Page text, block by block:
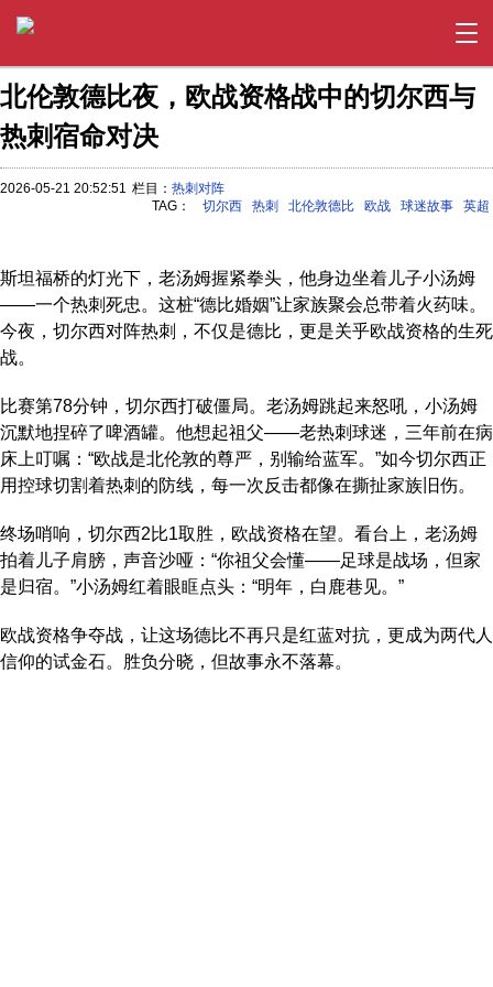
北伦敦德比夜，欧战资格战中的切尔西与
热刺宿命对决
2026-05-21 20:52:51 栏目： 热刺对阵
TAG：
切尔西 热刺 北伦敦德比 欧战 球迷故事 英超
斯坦福桥的灯光下，老汤姆握紧拳头，他身边坐着儿子小汤姆
——一个热刺死忠。这桩“德比婚姻”让家族聚会总带着火药味。
今夜，切尔西对阵热刺，不仅是德比，更是关乎欧战资格的生死
战。
比赛第78分钟，切尔西打破僵局。老汤姆跳起来怒吼，小汤姆
沉默地捏碎了啤酒罐。他想起祖父——老热刺球迷，三年前在病
床上叮嘱：“欧战是北伦敦的尊严，别输给蓝军。”如今切尔西正
用控球切割着热刺的防线，每一次反击都像在撕扯家族旧伤。
终场哨响，切尔西2比1取胜，欧战资格在望。看台上，老汤姆
拍着儿子肩膀，声音沙哑：“你祖父会懂——足球是战场，但家
是归宿。”小汤姆红着眼眶点头：“明年，白鹿巷见。”
欧战资格争夺战，让这场德比不再只是红蓝对抗，更成为两代人
信仰的试金石。胜负分晓，但故事永不落幕。